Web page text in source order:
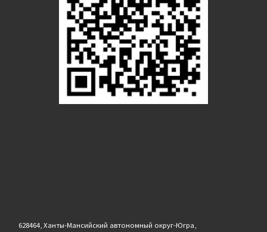
628464, Ханты-Мансийский автономный округ-Югра,